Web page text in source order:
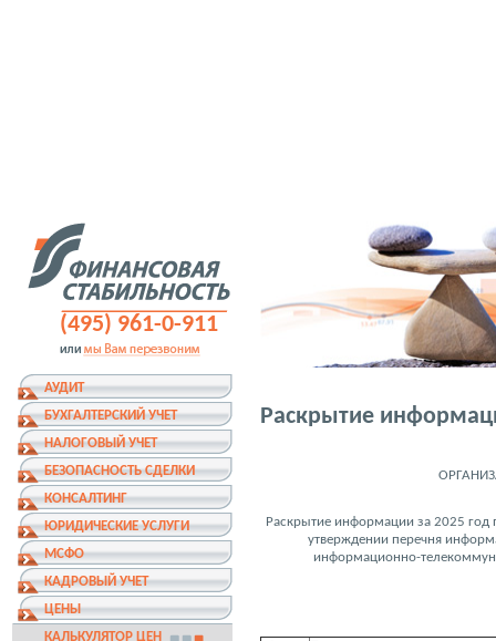
(495) 961-0-911
АУДИТ
БУХГАЛТЕРСКИЙ УЧЕТ
НАЛОГОВЫЙ УЧЕТ
БЕЗОПАСНОСТЬ СДЕЛКИ
КОНСАЛТИНГ
ЮРИДИЧЕСКИЕ УСЛУГИ
МСФО
КАДРОВЫЙ УЧЕТ
ЦЕНЫ
КАЛЬКУЛЯТОР ЦЕН
Раскрытие
Раскрытие информации за 2025
утверждении перечня
информационно-